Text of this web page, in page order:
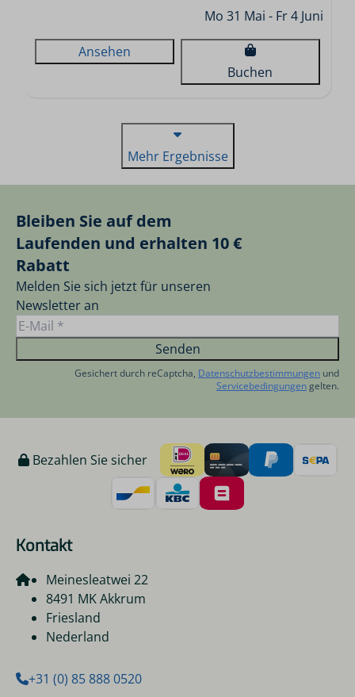
Mo 31 Mai - Fr 4 Juni
Ansehen
Buchen
Mehr Ergebnisse
Bleiben Sie auf dem
Laufenden und erhalten 10 €
Rabatt
Melden Sie sich jetzt für unseren
Newsletter an
Senden
Gesichert durch reCaptcha, Datenschutzbestimmungen und
Servicebedingungengelten.
Bezahlen Sie sicher
Kontakt
Meinesleatwei 22
8491 MK Akkrum
Friesland
Nederland
+31 (0) 85 888 0520